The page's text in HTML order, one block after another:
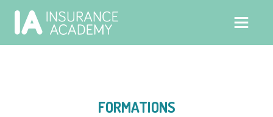
FORMATIONS